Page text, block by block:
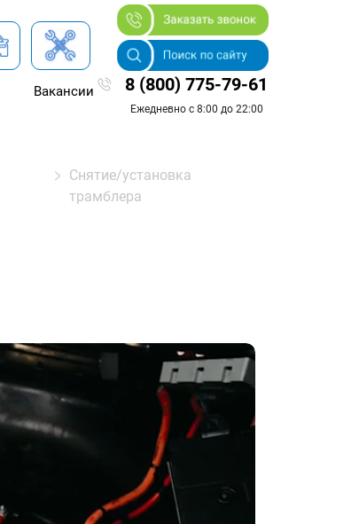
Вакансии 8 (800) 775-79-61
Ежедневно с 8:00 до 22:00
Снятие/установка
трамблера